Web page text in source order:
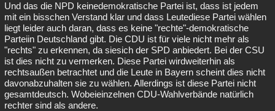
Und das die NPD keinedemokratische Partei ist, dass ist jedem
mit ein bisschen Verstand klar und dass Leutediese Partei wählen
liegt leider auch daran, dass es keine "rechte"-demokratische
Parteiin Deutschland gibt. Die CDU ist für viele nicht mehr als
"rechts" zu erkennen, da siesich der SPD anbiedert. Bei der CSU
ist dies nicht zu vermerken. Diese Partei wirdweiterhin als
rechtsaußen betrachtet und die Leute in Bayern scheint dies nicht
davonabzuhalten sie zu wählen. Allerdings ist diese Partei nicht
gesamtdeutsch. Wobeieinzelnen CDU-Wahlverbände natürlich
rechter sind als andere.